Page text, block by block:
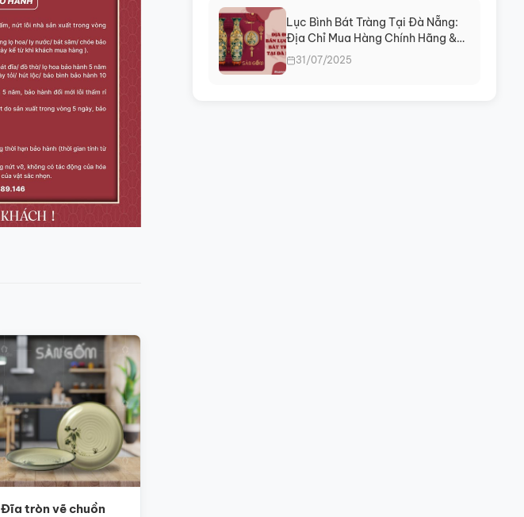
Đĩa tròn vẽ chuồn
Lục Bình Bát Tràng Tại Đà Nẵng:
Địa Chỉ Mua Hàng Chính Hãng &
Tư Vấn Phong Thủy
31/07/2025